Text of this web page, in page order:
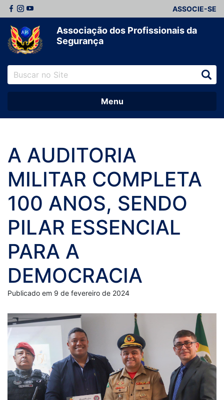
ASSOCIE-SE
Associação dos Profissionais da
Segurança
Menu
A AUDITORIA
MILITAR COMPLETA
100 ANOS, SENDO
PILAR ESSENCIAL
PARA A
DEMOCRACIA
Publicado em 9 de fevereiro de 2024